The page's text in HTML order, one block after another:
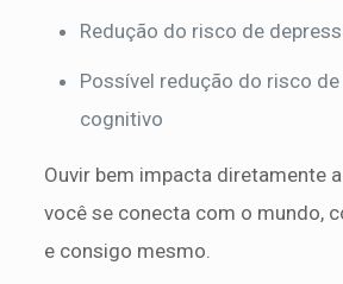
Redução do risco de
Possível redução do risco
cognitivo
Ouvir bem impacta diretamente
você se conecta com o mundo,
e consigo mesmo.